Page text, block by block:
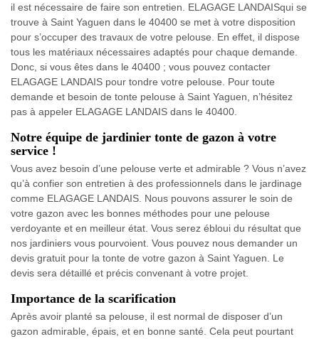
il est nécessaire de faire son entretien. ELAGAGE LANDAISqui se
trouve à Saint Yaguen dans le 40400 se met à votre disposition
pour s’occuper des travaux de votre pelouse. En effet, il dispose
tous les matériaux nécessaires adaptés pour chaque demande.
Donc, si vous êtes dans le 40400 ; vous pouvez contacter
ELAGAGE LANDAIS pour tondre votre pelouse. Pour toute
demande et besoin de tonte pelouse à Saint Yaguen, n’hésitez
pas à appeler ELAGAGE LANDAIS dans le 40400.
Notre équipe de jardinier tonte de gazon à votre
service !
Vous avez besoin d’une pelouse verte et admirable ? Vous n’avez
qu’à confier son entretien à des professionnels dans le jardinage
comme ELAGAGE LANDAIS. Nous pouvons assurer le soin de
votre gazon avec les bonnes méthodes pour une pelouse
verdoyante et en meilleur état. Vous serez ébloui du résultat que
nos jardiniers vous pourvoient. Vous pouvez nous demander un
devis gratuit pour la tonte de votre gazon à Saint Yaguen. Le
devis sera détaillé et précis convenant à votre projet.
Importance de la scarification
Après avoir planté sa pelouse, il est normal de disposer d’un
gazon admirable, épais, et en bonne santé. Cela peut pourtant